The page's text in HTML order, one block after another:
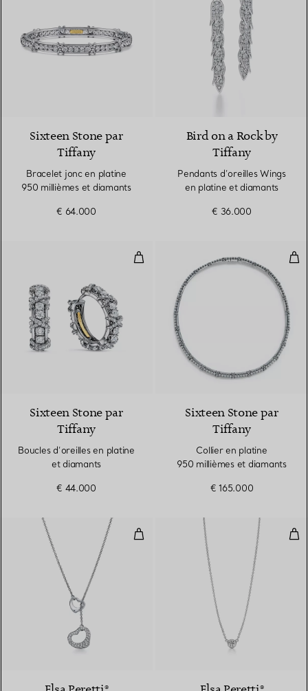
Sixteen Stone par
Tiffany
Bracelet jonc en platine
950 millièmes et diamants
€ 64.000
Bird on a Rock by
Tiffany
Pendants d’oreilles Wings
en platine et diamants
€ 36.000
Boucles d’oreilles en platine et
Sixteen Stone par
Tiffany
Boucles d’oreilles en platine
et diamants
€ 44.000
Sixteen Stone par
Tiffany
Collier en platine
950 millièmes et diamants
€ 165.000
Collier Open Heart en platine